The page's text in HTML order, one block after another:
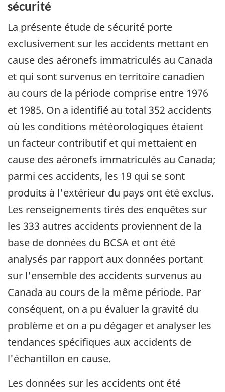
sécurité
La présente étude de sécurité porte
exclusivement sur les accidents mettant en
cause des aéronefs immatriculés au Canada
et qui sont survenus en territoire canadien
au cours de la période comprise entre 1976
et 1985. On a identifié au total 352 accidents
où les conditions météorologiques étaient
un facteur contributif et qui mettaient en
cause des aéronefs immatriculés au Canada;
parmi ces accidents, les 19 qui se sont
produits à l'extérieur du pays ont été exclus.
Les renseignements tirés des enquêtes sur
les 333 autres accidents proviennent de la
base de données du BCSA et ont été
analysés par rapport aux données portant
sur l'ensemble des accidents survenus au
Canada au cours de la même période. Par
conséquent, on a pu évaluer la gravité du
problème et on a pu dégager et analyser les
tendances spécifiques aux accidents de
l'échantillon en cause.
Les données sur les accidents ont été